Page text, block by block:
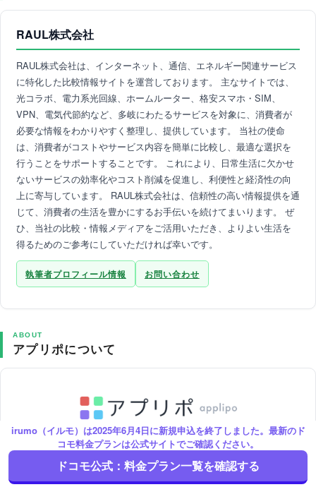
RAUL株式会社
RAUL株式会社は、インターネット、通信、エネルギー関連サービス
に特化した比較情報サイトを運営しております。 主なサイトでは、
光コラボ、電力系光回線、ホームルーター、格安スマホ・SIM、
VPN、電気代節約など、多岐にわたるサービスを対象に、消費者が
必要な情報をわかりやすく整理し、提供しています。 当社の使命
は、消費者がコストやサービス内容を簡単に比較し、最適な選択を
行うことをサポートすることです。 これにより、日常生活に欠かせ
ないサービスの効率化やコスト削減を促進し、利便性と経済性の向
上に寄与しています。 RAUL株式会社は、信頼性の高い情報提供を通
じて、消費者の生活を豊かにするお手伝いを続けてまいります。 ぜ
ひ、当社の比較・情報メディアをご活用いただき、よりよい生活を
得るためのご参考にしていただければ幸いです。
執筆者プロフィール情報 お問い合わせ
ABOUT
アプリポについて
アプリポはスマホ端末や有名アプリ、モバイルSIMやネット回線を上
手に活用するために役立つTipsを提供するWebサイトです。
irumo（イルモ）は2025年6月4日に新規申込を終了しました。最新のド
コモ料金プランは公式サイトでご確認ください。
ドコモ公式：料金プラン一覧を確認する